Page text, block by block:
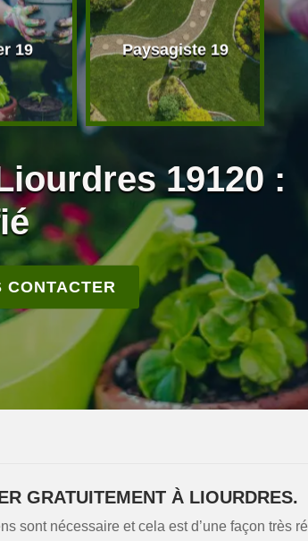
19 Paysagiste 19
19120 :
CONTACTER
GRATUITEMENT À LIOURDRES.
sont nécessaire et cela est d’une façon très